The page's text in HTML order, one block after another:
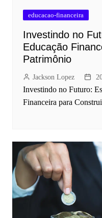
educacao-financeira
Investindo no
Educação
Patrimônio
Jackson Lopez
Investindo no Futuro:
Financeira para